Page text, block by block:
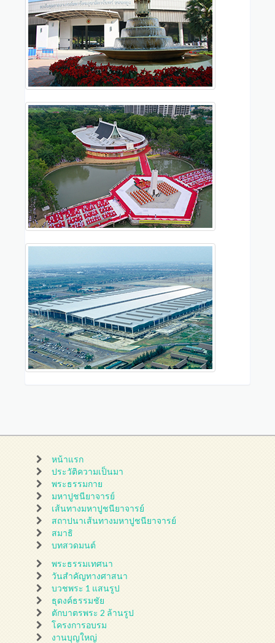
หน้าแรก
ประวัติความเป็นมา
พระธรรมกาย
มหาปูชนียาจารย์
เส้นทางมหาปูชนียาจารย์
สถาปนาเส้นทางมหาปูชนียาจารย์
สมาธิ
บทสวดมนต์
พระธรรมเทศนา
วันสำคัญทางศาสนา
บวชพระ 1 แสนรูป
ธุดงค์ธรรมชัย
ตักบาตรพระ 2 ล้านรูป
โครงการอบรม
งานบุญใหญ่